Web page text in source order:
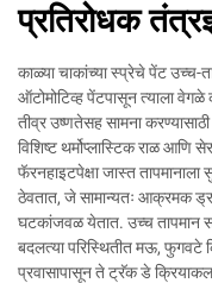
प्रतिरोधक
काळ्या चाकांच्या स्प्रेचे पेंट उच्च-
ऑटोमोटिव्ह पेंटपासून त्याला
तीव्र उष्णतेसह सामना
विशिष्ट थर्मोप्लास्टिक राळ
फॅरनहाइटपेक्षा जास्त तापमानाला
ठेवतात, जे सामान्यतः आक्रमक
घटकांजवळ येतात. उच्च तापमान
बदलत्या परिस्थितीत मऊ, फुगवटे
प्रवासापासून ते ट्रॅक डे